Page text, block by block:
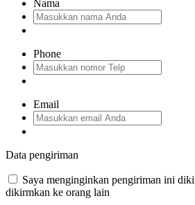
Nama
Phone
Email
Data pengiriman
Saya menginginkan pengiriman ini
dikirmkan ke orang lain